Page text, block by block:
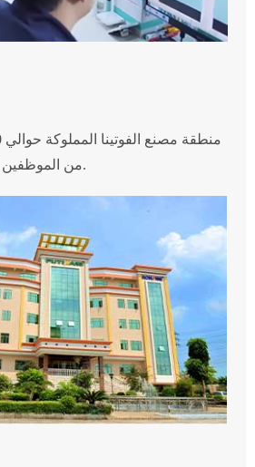
من الموظفين الذين يقدمون الخدمة.